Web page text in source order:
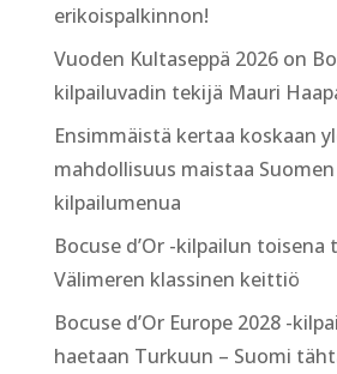
erikoispalkinnon!
Vuoden Kultaseppä 2026 on
kilpailuvadin tekijä Mauri
Ensimmäistä kertaa koskaan
mahdollisuus maistaa Suomen
kilpailumenua
Bocuse d’Or -kilpailun toisena
Välimeren klassinen keittiö
Bocuse d’Or Europe 2028 -
haetaan Turkuun – Suomi